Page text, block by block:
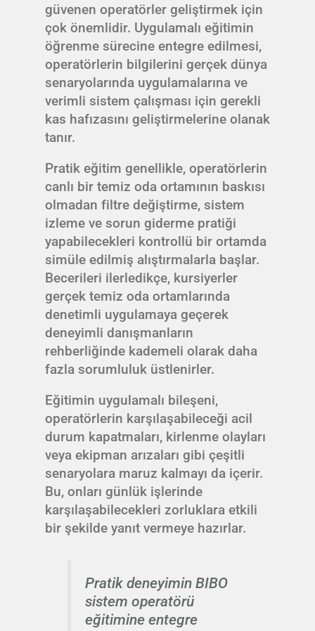
güvenen operatörler geliştirmek için
çok önemlidir. Uygulamalı eğitimin
öğrenme sürecine entegre edilmesi,
operatörlerin bilgilerini gerçek dünya
senaryolarında uygulamalarına ve
verimli sistem çalışması için gerekli
kas hafızasını geliştirmelerine olanak
tanır.
Pratik eğitim genellikle, operatörlerin
canlı bir temiz oda ortamının baskısı
olmadan filtre değiştirme, sistem
izleme ve sorun giderme pratiği
yapabilecekleri kontrollü bir ortamda
simüle edilmiş alıştırmalarla başlar.
Becerileri ilerledikçe, kursiyerler
gerçek temiz oda ortamlarında
denetimli uygulamaya geçerek
deneyimli danışmanların
rehberliğinde kademeli olarak daha
fazla sorumluluk üstlenirler.
Eğitimin uygulamalı bileşeni,
operatörlerin karşılaşabileceği acil
durum kapatmaları, kirlenme olayları
veya ekipman arızaları gibi çeşitli
senaryolara maruz kalmayı da içerir.
Bu, onları günlük işlerinde
karşılaşabilecekleri zorluklara etkili
bir şekilde yanıt vermeye hazırlar.
Pratik deneyimin BIBO
sistem operatörü
eğitimine entegre